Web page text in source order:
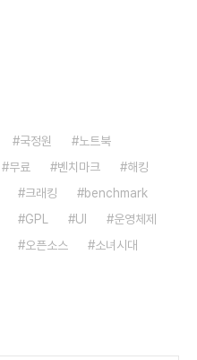
국정원
노트북
무료 벤치마크
해킹
크래킹
benchmark
GPL UI
운영체제
오픈소스 소녀시대